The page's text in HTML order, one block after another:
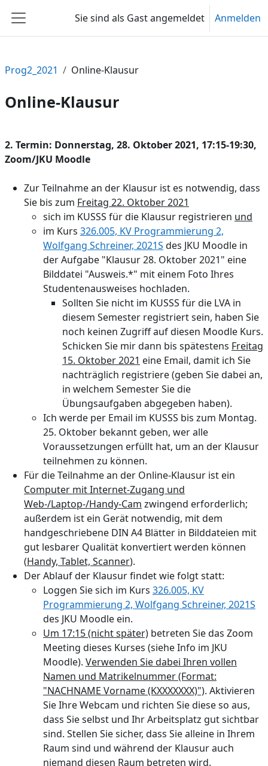
Website-Übersicht
Sie sind als Gast angemeldet Anmelden
Prog2_2021 Online-Klausur
Online-Klausur
Abschnittsübersicht
2. Termin: Donnerstag, 28. Oktober 2021, 17:15-19:30,
Zoom/JKU Moodle
Zur Teilnahme an der Klausur ist es notwendig, dass
Sie bis zum Freitag 22. Oktober 2021
sich im KUSSS für die Klausur registrieren und
im Kurs 326.005, KV Programmierung 2,
Wolfgang Schreiner, 2021S des JKU Moodle in
der Aufgabe "Klausur 28. Oktober 2021" eine
Bilddatei "Ausweis.*" mit einem Foto Ihres
Studentenausweises hochladen.
Sollten Sie nicht im KUSSS für die LVA in
diesem Semester registriert sein, haben Sie
noch keinen Zugriff auf diesen Moodle Kurs.
Schicken Sie mir dann bis spätestens Freitag
15. Oktober 2021 eine Email, damit ich Sie
nachträglich registriere (geben Sie dabei an,
in welchem Semester Sie die
Übungsaufgaben abgegeben haben).
Ich werde per Email im KUSSS bis zum Montag.
25. Oktober bekannt geben, wer alle
Voraussetzungen erfüllt hat, um an der Klausur
teilnehmen zu können.
Für die Teilnahme an der Online-Klausur ist ein
Computer mit Internet-Zugang und
Web-/Laptop-/Handy-Cam zwingend erforderlich;
außerdem ist ein Gerät notwendig, mit dem
handgeschriebene DIN A4 Blätter in Bilddateien mit
gut lesbarer Qualität konvertiert werden können
(Handy, Tablet, Scanner).
Der Ablauf der Klausur findet wie folgt statt:
Loggen Sie sich im Kurs 326.005, KV
Programmierung 2, Wolfgang Schreiner, 2021S
des JKU Moodle ein.
Um 17:15 (nicht später) betreten Sie das Zoom
Meeting dieses Kurses (siehe Info im JKU
Moodle). Verwenden Sie dabei Ihren vollen
Namen und Matrikelnummer (Format:
"NACHNAME Vorname(KXXXXXXX)"). Aktivieren
Sie Ihre Webcam und richten Sie diese so aus,
dass Sie selbst und Ihr Arbeitsplatz gut sichtbar
sind. Stellen Sie sicher, dass Sie alleine in Ihrem
Raum sind und während der Klausur auch
niemand diesen Raum betreten wird.